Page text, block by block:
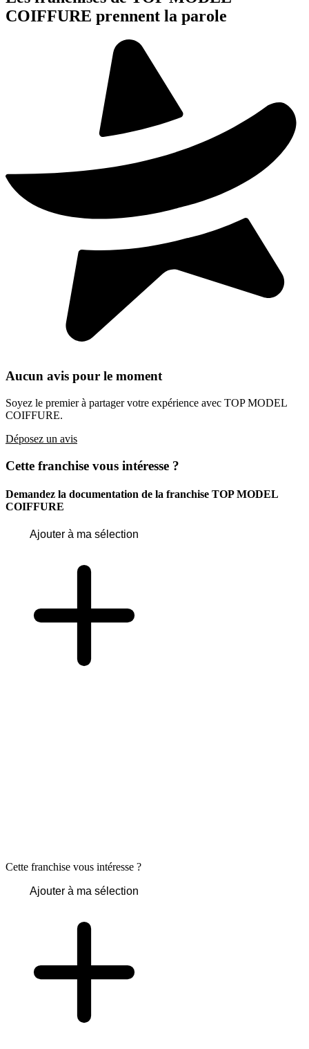
COIFFURE prennent la parole
Aucun avis pour le moment
Soyez le premier à partager votre expérience avec TOP MODEL
COIFFURE.
Déposez un avis
Cette franchise vous intéresse ?
Demandez la documentation de la franchise TOP MODEL
COIFFURE
Ajouter à ma sélection
Cette franchise vous intéresse ?
Ajouter à ma sélection